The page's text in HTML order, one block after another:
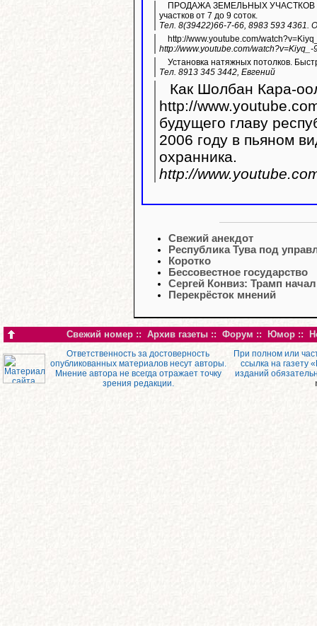
ПРОДАЖА ЗЕМЕЛЬНЫХ УЧАСТКОВ
участков от 7 до 9 соток.
Тел. 8(39422)66-7-66, 8983 593
http://www.youtube.com/
http://www.youtube.com/watch?v=Kiyq_-
Установка натяжных потолков.
Тел. 8913 345 3442, Евгений
Как Шолбан Кара-
http://www.youtube.com/
будущего главу
2006 году в пьяном
охранника.
http://
Свежий анекдот
Республика Тува под
Коротко
Бессовестное государство
Сергей Конвиз: Трамп
Перекрёсток мнений
Свежий номер :: Архив газеты :: Форум :: Юмор ::
Ответственность за достоверность
опубликованных материалов несут авторы.
Мнение автора не всегда отражает точку
зрения редакции.
При полном или
ссылка на газету
изданий